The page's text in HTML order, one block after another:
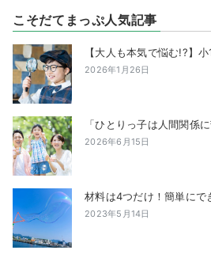
こそだてまっぷ人気記事
【大人も本気で悩む!?】
2026年1月26日
「ひとりっ子は人間関係
2026年6月15日
材料は4つだけ！簡単にで
2023年5月14日